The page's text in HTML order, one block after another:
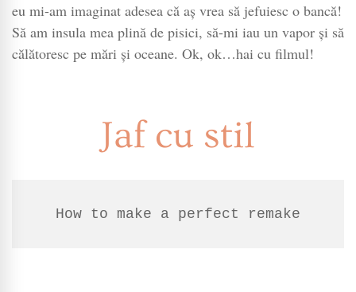
eu mi-am imaginat adesea că aș vrea să jefuiesc o bancă!
Să am insula mea plină de pisici, să-mi iau un vapor și să
călătoresc pe mări și oceane. Ok, ok…hai cu filmul!
Jaf cu stil
How to make a perfect remake